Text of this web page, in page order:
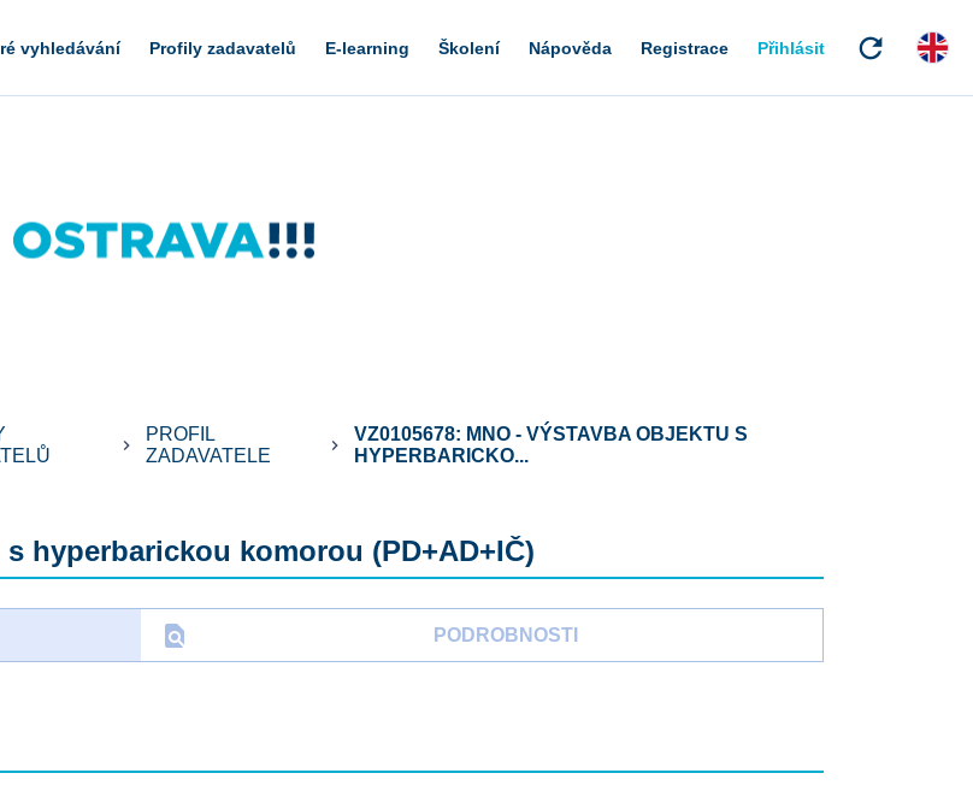
vyhledávání Profily zadavatelů E-learning Školení Nápověda Registrace Přihlásit refresh
keyboard_arrow_right
PROFIL
ZADAVATELE
keyboard_arrow_right
VZ0105678: MNO - VÝSTAVBA OBJEKTU S
HYPERBARICKO...
hyperbarickou komorou (PD+AD+IČ)
find_in_page PODROBNOSTI